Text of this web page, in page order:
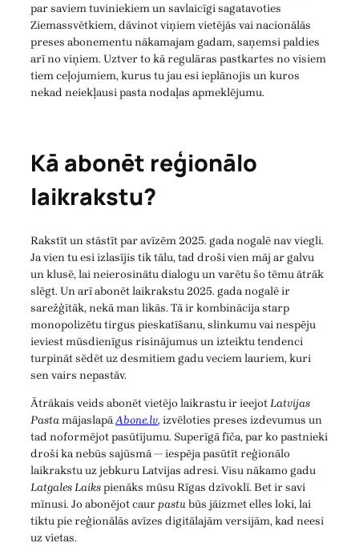
par saviem tuviniekiem un savlaicīgi sagatavoties
Ziemassvētkiem, dāvinot viņiem vietējās vai nacionālās
preses abonementu nākamajam gadam, saņemsi paldies
arī no viņiem. Uztver to kā regulāras pastkartes no visiem
tiem ceļojumiem, kurus tu jau esi ieplānojis un kuros
nekad neiekļausi pasta nodaļas apmeklējumu.
Kā abonēt reģionālo
laikrakstu?
Rakstīt un stāstīt par avīzēm 2025. gada nogalē nav viegli.
Ja vien tu esi izlasījis tik tālu, tad droši vien māj ar galvu
un klusē, lai neierosinātu dialogu un varētu šo tēmu ātrāk
slēgt. Un arī abonēt laikrakstu 2025. gada nogalē ir
sarežģītāk, nekā man likās. Tā ir kombinācija starp
monopolizētu tirgus pieskatīšanu, slinkumu vai nespēju
ieviest mūsdienīgus risinājumus un izteiktu tendenci
turpināt sēdēt uz desmitiem gadu veciem lauriem, kuri
sen vairs nepastāv.
Ātrākais veids abonēt vietējo laikrastu ir ieejotLatvijas
PastamājaslapāAbone.lv, izvēloties preses izdevumus un
tad noformējot pasūtījumu. Superīgā fīča, par ko pastnieki
droši ka nebūs sajūsmā — iespēja pasūtīt reģionālo
laikrakstu uz jebkuru Latvijas adresi. Visu nākamo gadu
Latgales Laikspienāks mūsu Rīgas dzīvoklī. Bet ir savi
mīnusi. Jo abonējot caurpastubūs jāizmet elles loki, lai
tiktu pie reģionālās avīzes digitālajām versijām, kad neesi
uz vietas.